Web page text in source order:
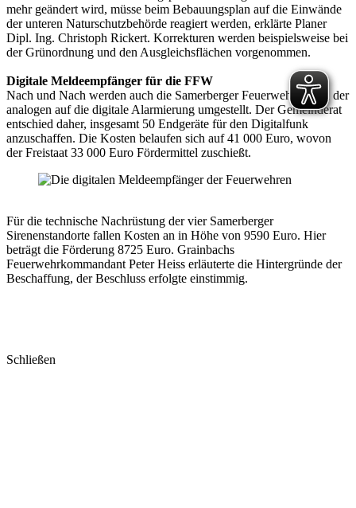
mehr geändert wird, müsse beim Bebauungsplan auf die Einwände
der unteren Naturschutzbehörde reagiert werden, erklärte Planer
Dipl. Ing. Christoph Rickert. Korrekturen werden beispielsweise bei
der Grünordnung und den Ausgleichsflächen vorgenommen.
Digitale Meldeempfänger für die FFW
Nach und Nach werden auch die Samerberger Feuerwehren von der
analogen auf die digitale Alarmierung umgestellt. Der Gemeinderat
entschied daher, insgesamt 50 Endgeräte für den Digitalfunk
anzuschaffen. Die Kosten belaufen sich auf 41 000 Euro, wovon
der Freistaat 33 000 Euro Fördermittel zuschießt.
Für die technische Nachrüstung der vier Samerberger
Sirenenstandorte fallen Kosten an in Höhe von 9590 Euro. Hier
beträgt die Förderung 8725 Euro. Grainbachs
Feuerwehrkommandant Peter Heiss erläuterte die Hintergründe der
Beschaffung, der Beschluss erfolgte einstimmig.
Schließen